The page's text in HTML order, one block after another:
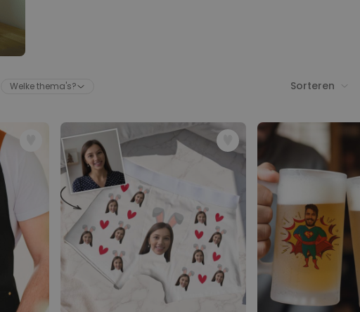
Gepersonaliseerde poster
keer
gekocht
Personaliseerbaar
Gepersonaliseerde vaas met
tekst en krans
Meer dan
300
keer
gekocht
29,99 €
Welke thema's? Sorteren